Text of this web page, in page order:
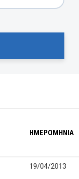
ΗΜΕΡΟΜΗΝΙΑ
19/04/2013